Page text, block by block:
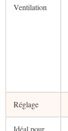
Ventilation
Réglage
Idéal pour